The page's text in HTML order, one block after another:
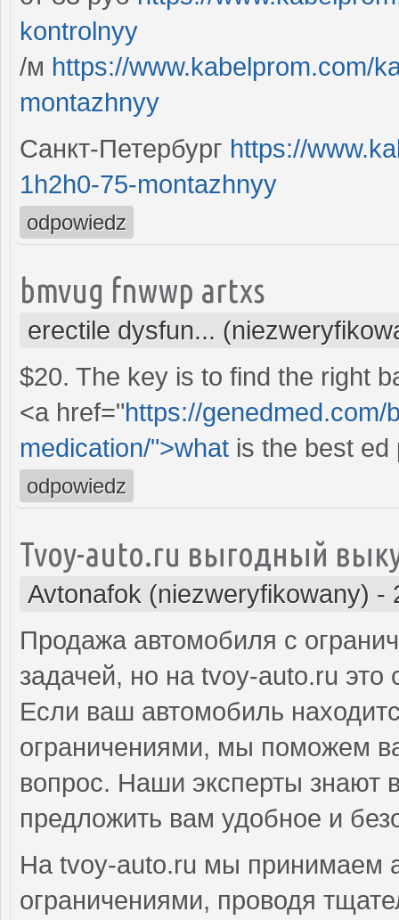
kontrolnyy
/м https://www.kabelprom.com/
montazhnyy
Санкт-Петербург https://
1h2h0-75-montazhnyy
odpowiedz
bmvug fnwwp artxs
erectile dysfun...
$20. The key is to find the right
<a href="https://
medication/">what is the best ed
odpowiedz
Tvoy-auto.ru выгодный
Avtonafok (niezweryfikowany) -
Продажа автомобиля с
задачей, но на tvoy-auto.ru
Если ваш автомобиль
ограничениями, мы поможем
вопрос. Наши эксперты знают
предложить вам удобное и
На tvoy-auto.ru мы принимаем
ограничениями, проводя